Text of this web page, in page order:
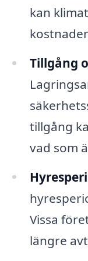
kan
Tillgång
tillgång
vad som
Vissa
längre